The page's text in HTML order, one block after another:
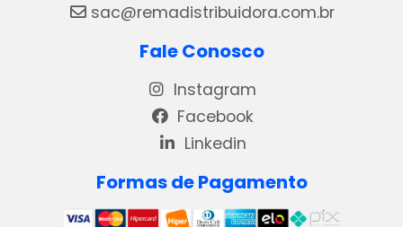
sac@remadistribuidora.com.br
Fale Conosco
Instagram
Facebook
Linkedin
Formas de Pagamento